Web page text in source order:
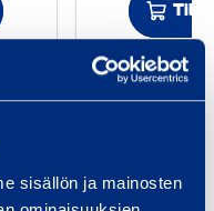
sisällön ja mainosten
Till